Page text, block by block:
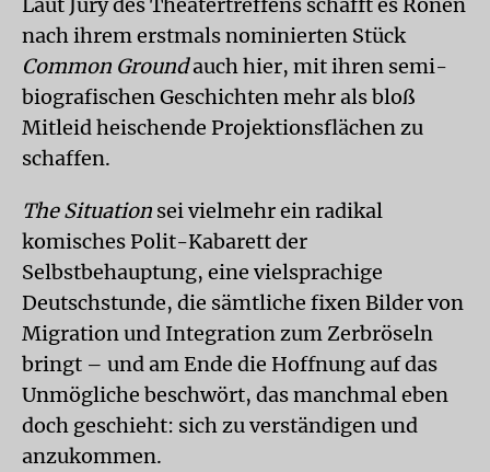
nach ihrem erstmals nominierten Stück
Common Groundauch hier, mit ihren semi-
biografischen Geschichten mehr als bloß
Mitleid heischende Projektionsflächen zu
schaffen.
The Situation sei vielmehr ein radikal
komisches Polit-Kabarett der
Selbstbehauptung, eine vielsprachige
Deutschstunde, die sämtliche fixen Bilder von
Migration und Integration zum Zerbröseln
bringt – und am Ende die Hoffnung auf das
Unmögliche beschwört, das manchmal eben
doch geschieht: sich zu verständigen und
anzukommen.